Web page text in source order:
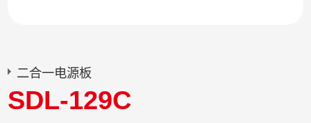
二合一电源板
SDL-129C